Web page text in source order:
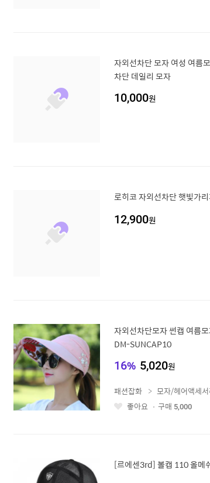
자외선차단 모자 여성 여름
차단 데일리 모자
10,000원
로히코 자외선차단 햇빛가
12,900원
자외선차단모자 썬캡 여름
DM-SUNCAP10
16% 5,020원
좋
패션잡화 모자/헤어액세
좋아요
구매 5,000
[르에센3rd] 볼캡 110 올메